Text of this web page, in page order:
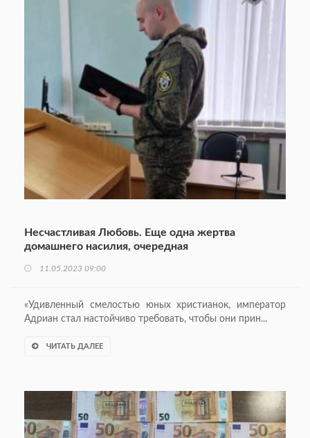
Несчастливая Любовь. Еще одна жертва
домашнего насилия, очередная
11.05.2023 09:00
«Удивленный смелостью юных христианок, император
Адриан стал настойчиво требовать, чтобы они прин...
ЧИТАТЬ ДАЛЕЕ